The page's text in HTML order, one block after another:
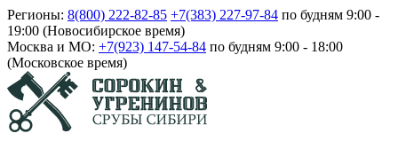
Регионы: 8(800) 222-82-85 +7(383) 227-97-84 по будням 9:00 -
19:00 (Новосибирское время)
Москва и МО: +7(923) 147-54-84 по будням 9:00 - 18:00
(Московское время)